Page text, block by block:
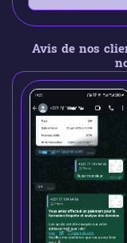
Avis de nos